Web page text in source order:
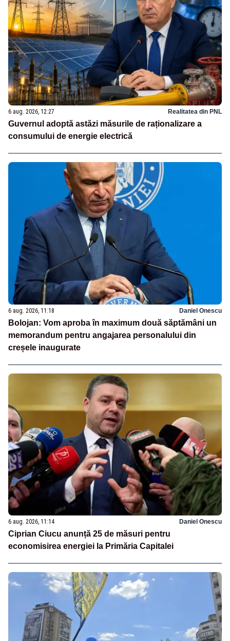
6 aug. 2026, 12:27 Realitatea din PNL
Guvernul adoptă astăzi măsurile de raționalizare a
consumului de energie electrică
6 aug. 2026, 11:18 Daniel Onescu
Bolojan: Vom aproba în maximum două săptămâni un
memorandum pentru angajarea personalului din
creșele inaugurate
6 aug. 2026, 11:14 Daniel Onescu
Ciprian Ciucu anunță 25 de măsuri pentru
economisirea energiei la Primăria Capitalei